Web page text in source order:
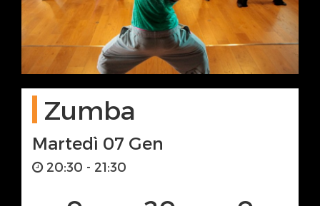
Zumba
Martedì 07 Gen
20:30 - 21:30